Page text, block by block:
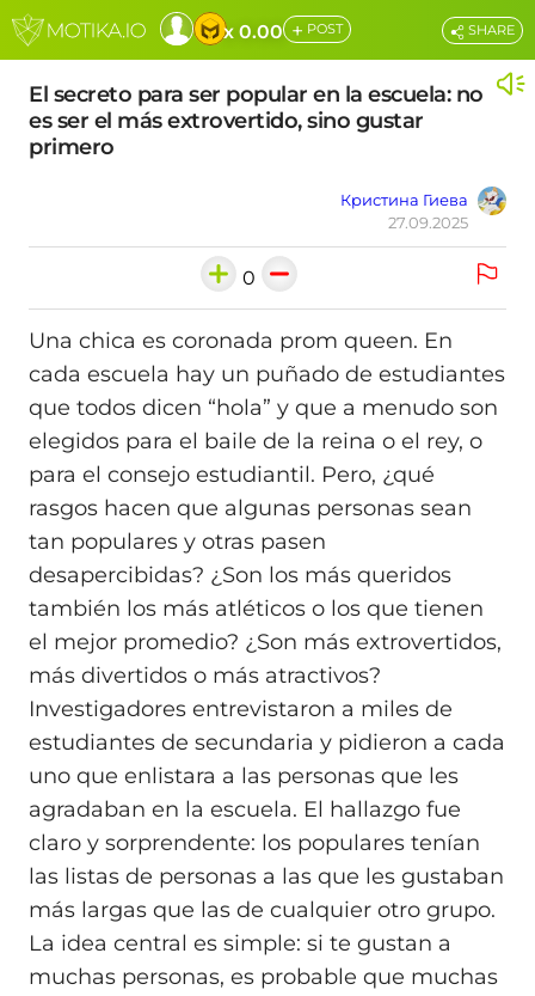
x 0.00 + POST
El secreto para ser popular en la escuela: no
es ser el más extrovertido, sino gustar
primero
Кристина Гиева
27.09.2025
SHARE
0
Una chica es coronada prom queen. En
cada escuela hay un puñado de estudiantes
que todos dicen “hola” y que a menudo son
elegidos para el baile de la reina o el rey, o
para el consejo estudiantil. Pero, ¿qué
rasgos hacen que algunas personas sean
tan populares y otras pasen
desapercibidas? ¿Son los más queridos
también los más atléticos o los que tienen
el mejor promedio? ¿Son más extrovertidos,
más divertidos o más atractivos?
Investigadores entrevistaron a miles de
estudiantes de secundaria y pidieron a cada
uno que enlistara a las personas que les
agradaban en la escuela. El hallazgo fue
claro y sorprendente: los populares tenían
las listas de personas a las que les gustaban
más largas que las de cualquier otro grupo.
La idea central es simple: si te gustan a
muchas personas, es probable que muchas